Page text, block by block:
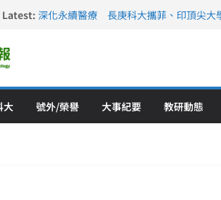
Latest: 深化永續醫療 長庚科大攜菲、印頂尖大
大 號外/榮譽 大事紀要 教研動態